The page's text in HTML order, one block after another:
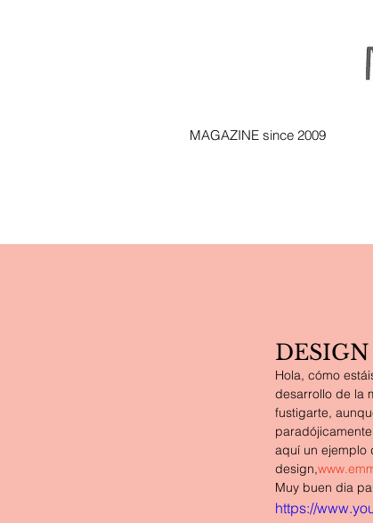
MAGAZINE since 2009
Hola, cómo
desarrollo de la
fustigarte,
aquí un ejemplo
design,
Muy buen dia
https://